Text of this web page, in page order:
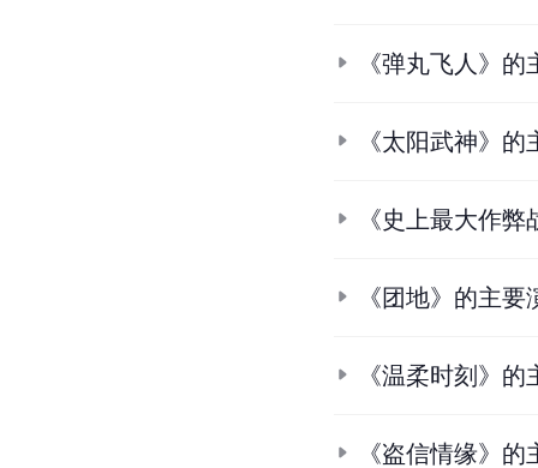
《弹丸飞人》的
《太阳武神》的
《史上最大作
《团地》的主要
《温柔时刻》的
《盗信情缘》的